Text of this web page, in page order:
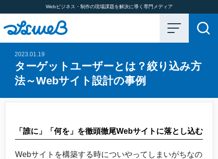
Webビジネス・制作の現場課題を解決に導く専門メディア
2023.01.19
ターゲットユーザーとは？絞り込み方
法～Webサイト設計の事例
「誰に」「何を」を徹頭徹尾Webサイトに落とし込む
Webサイトを構築する時についやってしまいがちなの